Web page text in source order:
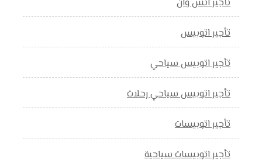
تأجير اتش وان
تأجير اتوبيس
تأجير اتوبيس سياحي
تأجير اتوبيس سياحي رحلات
تأجير اتوبيسات
تأجير اتوبيسات سياحية